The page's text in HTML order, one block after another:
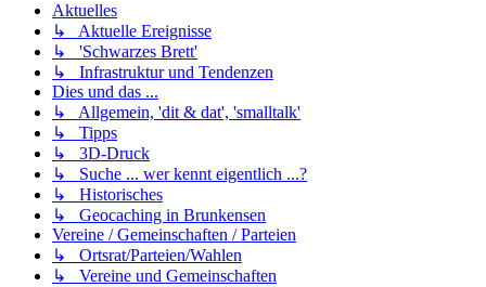
Aktuelles
↳ Aktuelle Ereignisse
↳ 'Schwarzes Brett'
↳ Infrastruktur und Tendenzen
Dies und das ...
↳ Allgemein, 'dit & dat', 'smalltalk'
↳ Tipps
↳ 3D-Druck
↳ Suche ... wer kennt eigentlich ...?
↳ Historisches
↳ Geocaching in Brunkensen
Vereine / Gemeinschaften / Parteien
↳ Ortsrat/Parteien/Wahlen
↳ Vereine und Gemeinschaften